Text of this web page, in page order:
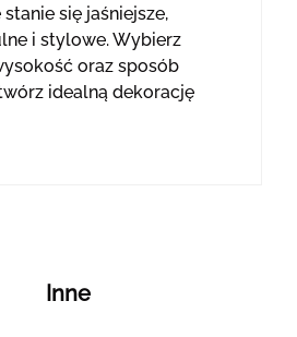
się jaśniejsze,
i stylowe. Wybierz
oraz sposób
idealną dekorację
Inne